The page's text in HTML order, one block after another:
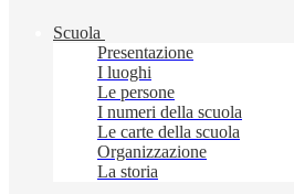
Scuola
Presentazione
I luoghi
Le persone
I numeri della scuola
Le carte della scuola
Organizzazione
La storia